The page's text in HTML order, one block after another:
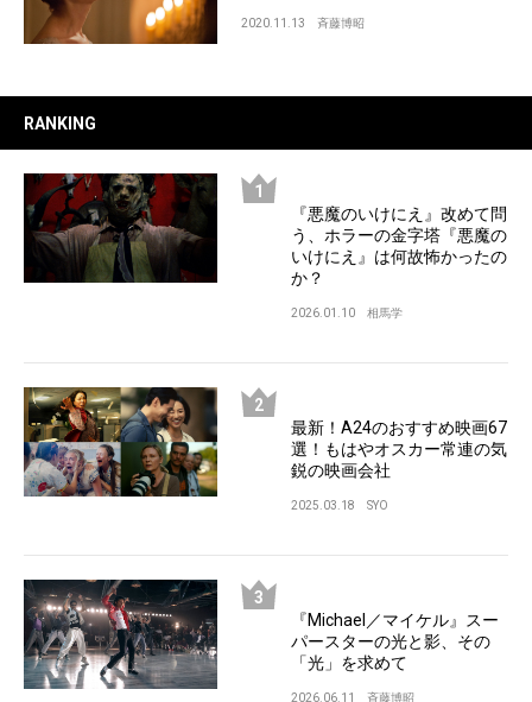
2020.11.13 斉藤博昭
RANKING
『悪魔のいけにえ』改めて問
う、ホラーの金字塔『悪魔の
いけにえ』は何故怖かったの
か？
2026.01.10 相馬学
最新！A24のおすすめ映画67
選！もはやオスカー常連の気
鋭の映画会社
2025.03.18 SYO
『Michael／マイケル』スー
パースターの光と影、その
「光」を求めて
2026.06.11 斉藤博昭